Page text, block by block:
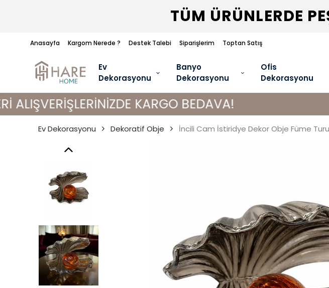
Anasayfa Kargom Nerede ? Destek Talebi Siparişlerim Toptan Satış
TÜM ÜRÜNLERDE
Ev
Dekorasyonu
Banyo
Dekorasyonu
Ofis
Dekorasyonu
KARGO BEDAVA! 3000
Ev Dekorasyonu Dekoratif Obje İncili Cam İstiridye Dekor Obje Füme